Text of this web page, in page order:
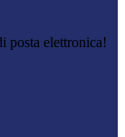
posta elettronica!